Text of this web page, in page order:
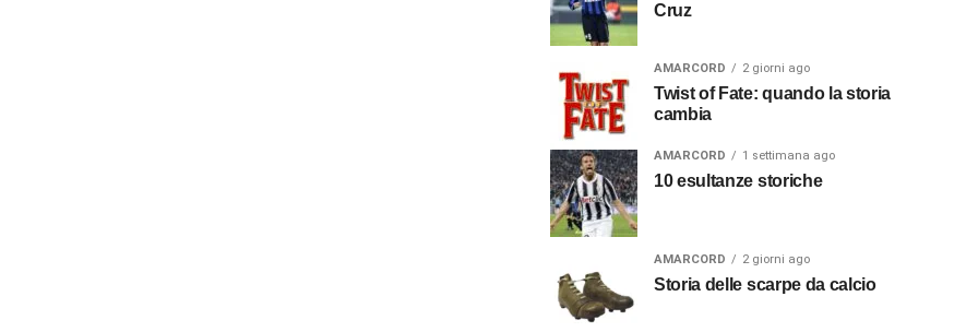
Cruz
AMARCORD 2 giorni ago
Twist of Fate: quando la storia
cambia
AMARCORD 1 settimana ago
10 esultanze storiche
AMARCORD 2 giorni ago
Storia delle scarpe da calcio